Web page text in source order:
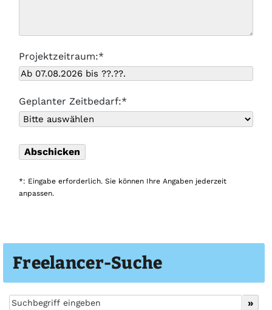
Freelancer-Suche
Projektzeitraum:*
Geplanter Zeitbedarf:*
*: Eingabe erforderlich. Sie können Ihre Angaben jederzeit
anpassen.